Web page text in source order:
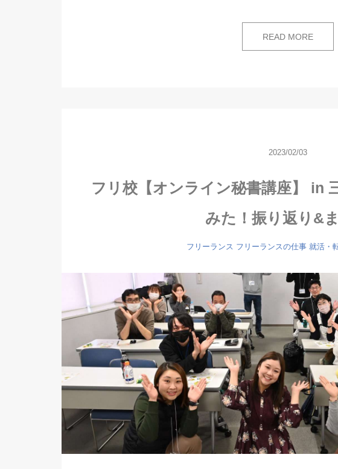
READ MORE
2023/02/03
フリ校【オンライン秘書講座】 in
みた！振り返り&
フリーランス フリーランスの仕事 就活・